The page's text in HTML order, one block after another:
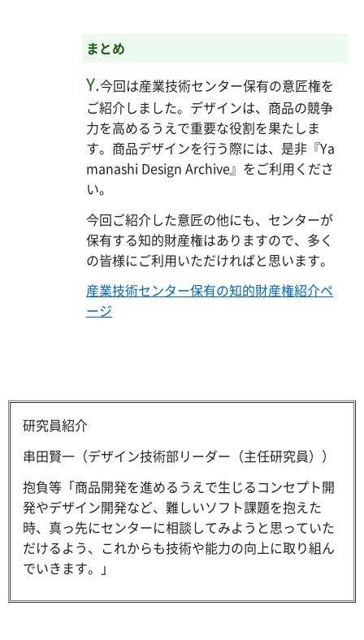
まとめ
Y.今回は産業技術センター保有の意匠権を
ご紹介しました。デザインは、商品の競争
力を高めるうえで重要な役割を果たしま
す。商品デザインを行う際には、是非『Ya
manashi Design Archive』をご利用くださ
い。
今回ご紹介した意匠の他にも、センターが
保有する知的財産権はありますので、多く
の皆様にご利用いただければと思います。
産業技術センター保有の知的財産権紹介ペ
ージ
研究員紹介
串田賢一（デザイン技術部リーダー（主任研究員））
抱負等「商品開発を進めるうえで生じるコンセプト開
発やデザイン開発など、難しいソフト課題を抱えた
時、真っ先にセンターに相談してみようと思っていた
だけるよう、これからも技術や能力の向上に取り組ん
でいきます。」